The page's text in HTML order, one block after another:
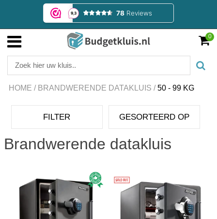
0
HOME / BRANDWERENDE DATAKLUIS / 50 - 99 KG
FILTER GESORTEERD OP
Brandwerende datakluis